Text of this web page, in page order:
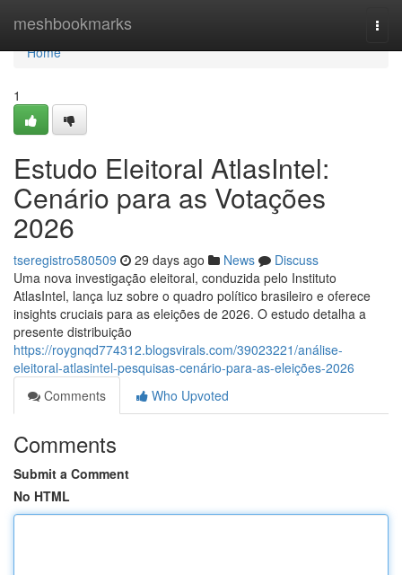
meshbookmarks
Home
Home
1
Estudo Eleitoral AtlasIntel:
Cenário para as Votações
2026
tseregistro580509 29 days ago News
Discuss
Uma nova investigação eleitoral, conduzida pelo Instituto
AtlasIntel, lança luz sobre o quadro político brasileiro e oferece
insights cruciais para as eleições de 2026. O estudo detalha a
presente distribuição
https://roygnqd774312.blogsvirals.com/39023221/análise-
eleitoral-atlasintel-pesquisas-cenário-para-as-eleições-2026
Comments
Who Upvoted
Comments
Submit a Comment
No HTML